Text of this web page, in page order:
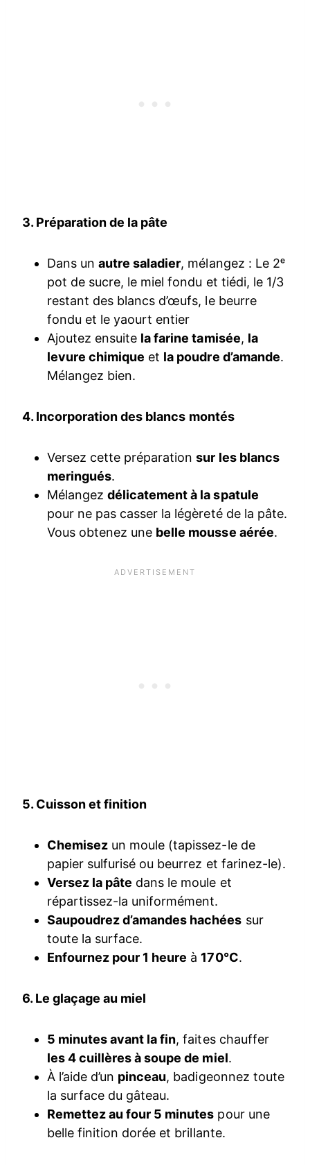
3. Préparation de la pâte
Dans unautre saladier, mélangez : Le 2ᵉ
pot de sucre, le miel fondu et tiédi, le 1/3
restant des blancs d’œufs, le beurre
fondu et le yaourt entier
Ajoutez ensuite la farine tamisée, la
levure chimique et la poudre d’amande.
Mélangez bien.
4. Incorporation des blancs montés
Versez cette préparationsur les blancs
meringués.
Mélangezdélicatement à la spatule
pour ne pas casser la légèreté de la pâte.
Vous obtenez une belle mousse aérée.
5. Cuisson et finition
Chemisez un moule (tapissez-le de
papier sulfurisé ou beurrez et farinez-le).
Versez la pâte dans le moule et
répartissez-la uniformément.
Saupoudrez d’amandes hachées sur
toute la surface.
Enfournez pour 1 heure à 170°C.
6. Le glaçage au miel
5 minutes avant la fin, faites chauffer
les 4 cuillères à soupe de miel.
À l’aide d’un pinceau, badigeonnez toute
la surface du gâteau.
Remettez au four 5 minutes pour une
belle finition dorée et brillante.